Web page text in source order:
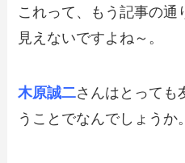
これって、もう記事の通
見えないですよね～。
木原誠二さんはとっても
うことでなんでしょうか。